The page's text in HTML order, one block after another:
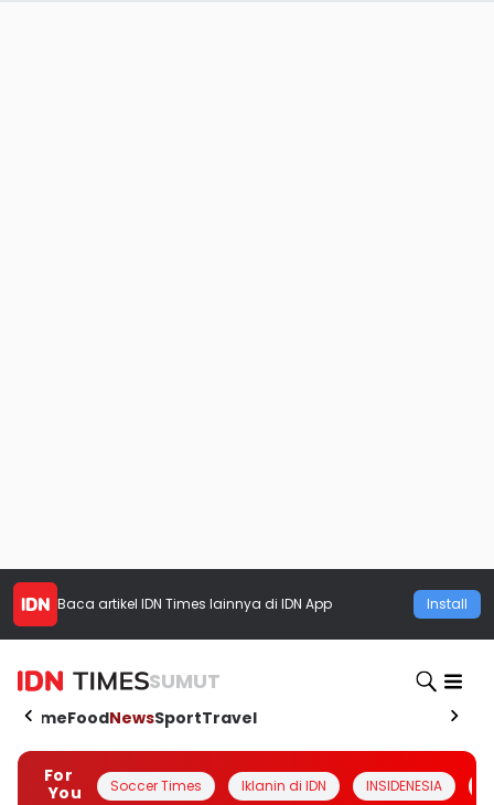
Baca artikel IDN Times lainnya di IDN App Install
SUMUT
HomeFoodNewsSportTravel
For
You
Soccer Times Iklanin di IDN INSIDENESIA